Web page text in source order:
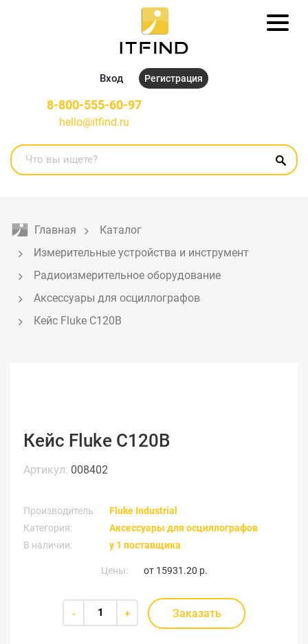
Вход Регистрация
8-800-555-60-97
hello@itfind.ru
Главная
Каталог
Измерительные устройства и инструмент
Радиоизмерительное оборудование
Аксессуары для осциллографов
Кейс Fluke C120B
Кейс Fluke C120B
Артикул: 008402
Производитель:
Fluke Industrial
Категория:
Аксессуары для осциллографов
В наличии:
у 1 поставщика
Цены: от 15931.20 р.
- + Заказать